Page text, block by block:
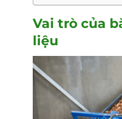
Vai trò của
liệu